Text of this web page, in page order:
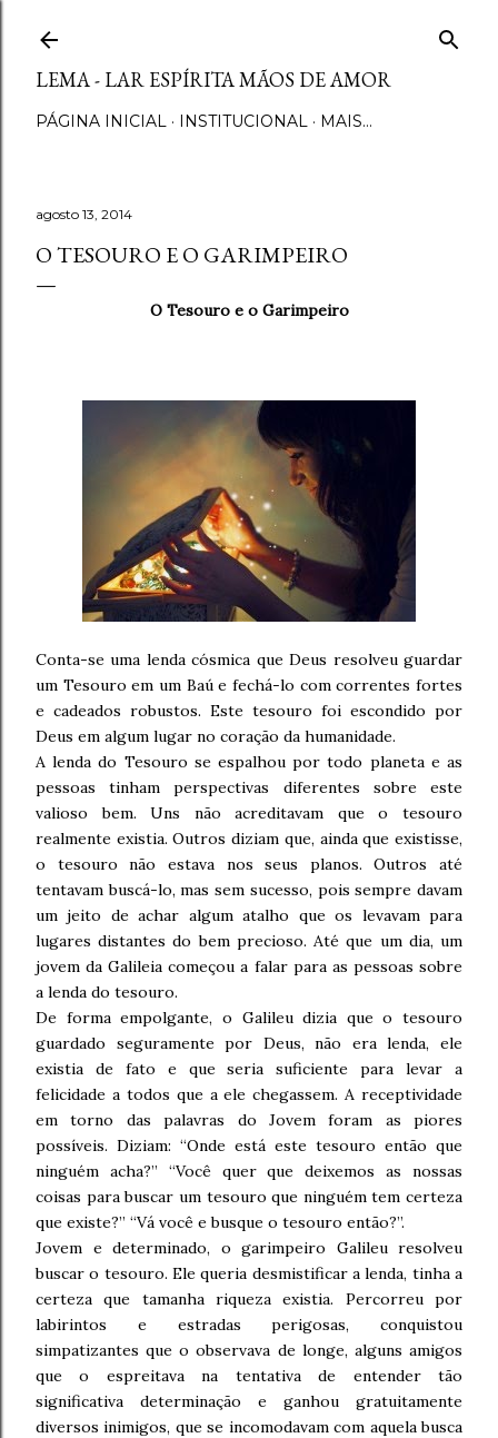
LEMA - LAR ESPÍRITA MÃOS DE AMOR
PÁGINA INICIAL INSTITUCIONAL MAIS…
agosto 13, 2014
O TESOURO E O GARIMPEIRO
O Tesouro e o Garimpeiro
Conta-se uma lenda cósmica que Deus resolveu guardar
um Tesouro em um Baú e fechá-lo com correntes fortes
e cadeados robustos. Este tesouro foi escondido por
Deus em algum lugar no coração da humanidade.
A lenda do Tesouro se espalhou por todo planeta e as
pessoas tinham perspectivas diferentes sobre este
valioso bem. Uns não acreditavam que o tesouro
realmente existia. Outros diziam que, ainda que existisse,
o tesouro não estava nos seus planos. Outros até
tentavam buscá-lo, mas sem sucesso, pois sempre davam
um jeito de achar algum atalho que os levavam para
lugares distantes do bem precioso. Até que um dia, um
jovem da Galileia começou a falar para as pessoas sobre
a lenda do tesouro.
De forma empolgante, o Galileu dizia que o tesouro
guardado seguramente por Deus, não era lenda, ele
existia de fato e que seria suficiente para levar a
felicidade a todos que a ele chegassem. A receptividade
em torno das palavras do Jovem foram as piores
possíveis. Diziam: “Onde está este tesouro então que
ninguém acha?” “Você quer que deixemos as nossas
coisas para buscar um tesouro que ninguém tem certeza
que existe?” “Vá você e busque o tesouro então?”.
Jovem e determinado, o garimpeiro Galileu resolveu
buscar o tesouro. Ele queria desmistificar a lenda, tinha a
certeza que tamanha riqueza existia. Percorreu por
labirintos e estradas perigosas, conquistou
simpatizantes que o observava de longe, alguns amigos
que o espreitava na tentativa de entender tão
significativa determinação e ganhou gratuitamente
diversos inimigos, que se incomodavam com aquela busca